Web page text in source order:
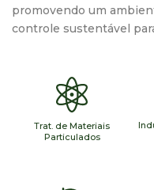
promovendo um
controle sustentável
Trat. de Materiais
Particulados
mais…